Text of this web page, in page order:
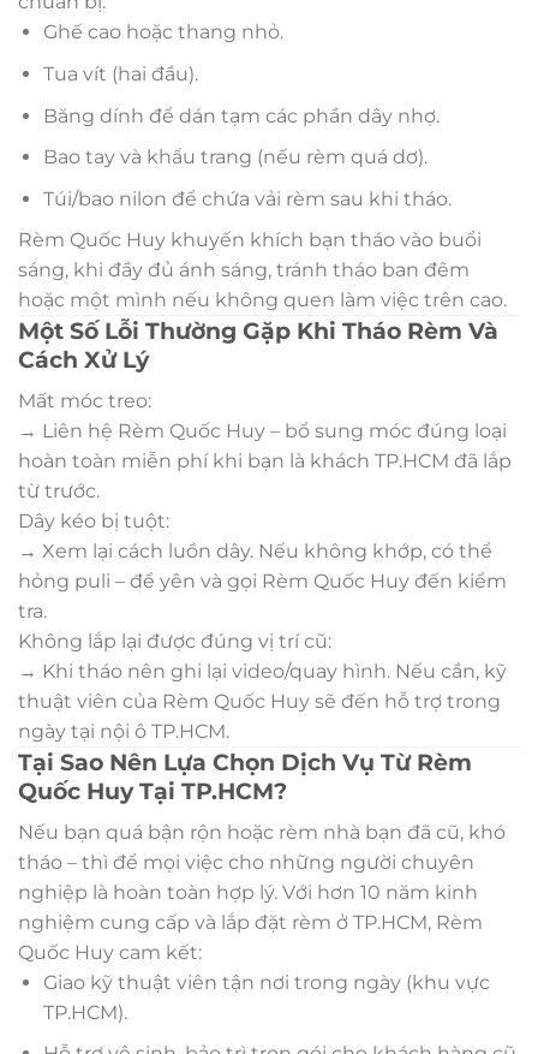
Ghế cao hoặc thang nhỏ.
Tua vít (hai đầu).
Băng dính để dán tạm các phần dây nhợ.
Bao tay và khẩu trang (nếu rèm quá dơ).
Túi/bao nilon để chứa vải rèm sau khi tháo.
Rèm Quốc Huy khuyến khích bạn tháo vào buổi
sáng, khi đầy đủ ánh sáng, tránh tháo ban đêm
hoặc một mình nếu không quen làm việc trên cao.
Một Số Lỗi Thường Gặp Khi Tháo Rèm Và
Cách Xử Lý
Mất móc treo:
→ Liên hệ Rèm Quốc Huy – bổ sung móc đúng loại
hoàn toàn miễn phí khi bạn là khách TP.HCM đã lắp
từ trước.
Dây kéo bị tuột:
→ Xem lại cách luồn dây. Nếu không khớp, có thể
hỏng puli – để yên và gọi Rèm Quốc Huy đến kiểm
tra.
Không lắp lại được đúng vị trí cũ:
→ Khi tháo nên ghi lại video/quay hình. Nếu cần, kỹ
thuật viên của Rèm Quốc Huy sẽ đến hỗ trợ trong
ngày tại nội ô TP.HCM.
Tại Sao Nên Lựa Chọn Dịch Vụ Từ Rèm
Quốc Huy Tại TP.HCM?
Nếu bạn quá bận rộn hoặc rèm nhà bạn đã cũ, khó
tháo – thì để mọi việc cho những người chuyên
nghiệp là hoàn toàn hợp lý. Với hơn 10 năm kinh
nghiệm cung cấp và lắp đặt rèm ở TP.HCM, Rèm
Quốc Huy cam kết:
Giao kỹ thuật viên tận nơi trong ngày (khu vực
TP.HCM).